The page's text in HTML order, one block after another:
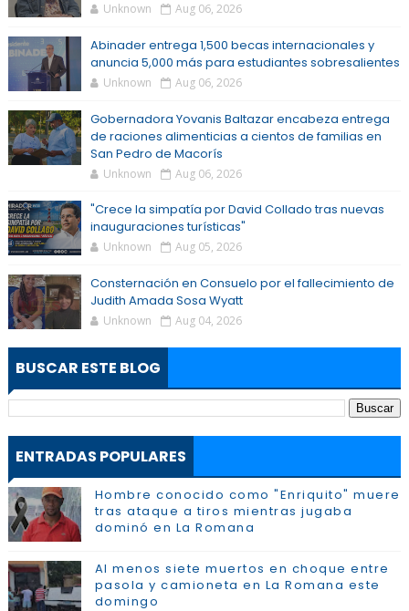
Unknown Aug 06, 2026
Abinader entrega 1,500 becas internacionales y
anuncia 5,000 más para estudiantes sobresalientes
Unknown Aug 06, 2026
Gobernadora Yovanis Baltazar encabeza entrega
de raciones alimenticias a cientos de familias en
San Pedro de Macorís
Unknown Aug 06, 2026
"Crece la simpatía por David Collado tras nuevas
inauguraciones turísticas"
Unknown Aug 05, 2026
Consternación en Consuelo por el fallecimiento de
Judith Amada Sosa Wyatt
Unknown Aug 04, 2026
BUSCAR ESTE BLOG
ENTRADAS POPULARES
Hombre conocido como "Enriquito" muere
tras ataque a tiros mientras jugaba
dominó en La Romana
Al menos siete muertos en choque entre
pasola y camioneta en La Romana este
domingo